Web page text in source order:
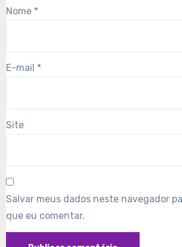
Nome *
E-mail *
Site
Salvar meus dados neste navegador
que eu comentar.